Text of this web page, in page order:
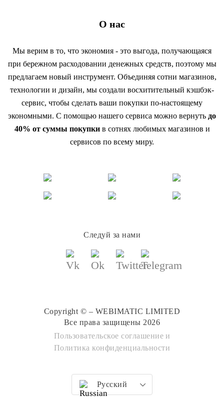
О нас
Мы верим в то, что экономия - это выгода, получающаяся
при бережном расходовании денежных средств, поэтому мы
предлагаем новый инструмент. Объединяя сотни магазинов,
технологии и дизайн, мы создали восхитительный кэшбэк-
сервис, чтобы сделать ваши покупки по-настоящему
экономными. С помощью нашего сервиса можно вернуть до
40% от суммы покупкив сотнях любимых магазинов и
сервисов по всему миру.
Следуй за нами
Copyright © – WEBIMATIC LIMITED
Все права защищены 2026
Пользовательское соглашение и
Политика конфиденциальности
Русский